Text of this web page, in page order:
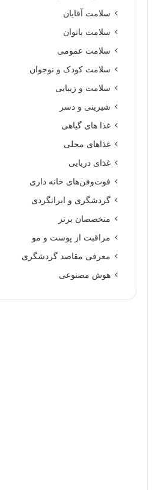
سلامت آقایان
سلامت بانوان
سلامت عمومی
سلامت کودک و نوجوان
سلامت و زیبایی
شیرینی و دسر
غذا های گیاهی
غذاهای محلی
غذای دریایی
فوت‌وفن‌های خانه داری
گردشگری و ایرانگردی
متخصصان برتر
مراقبت از پوست و مو
معرفی مقاصد گردشگری
هوش مصنوعی